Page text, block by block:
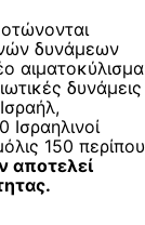
δυνάμεων
αιματοκύλισμα
δυνάμεις
150 περίπου
αποτελεί